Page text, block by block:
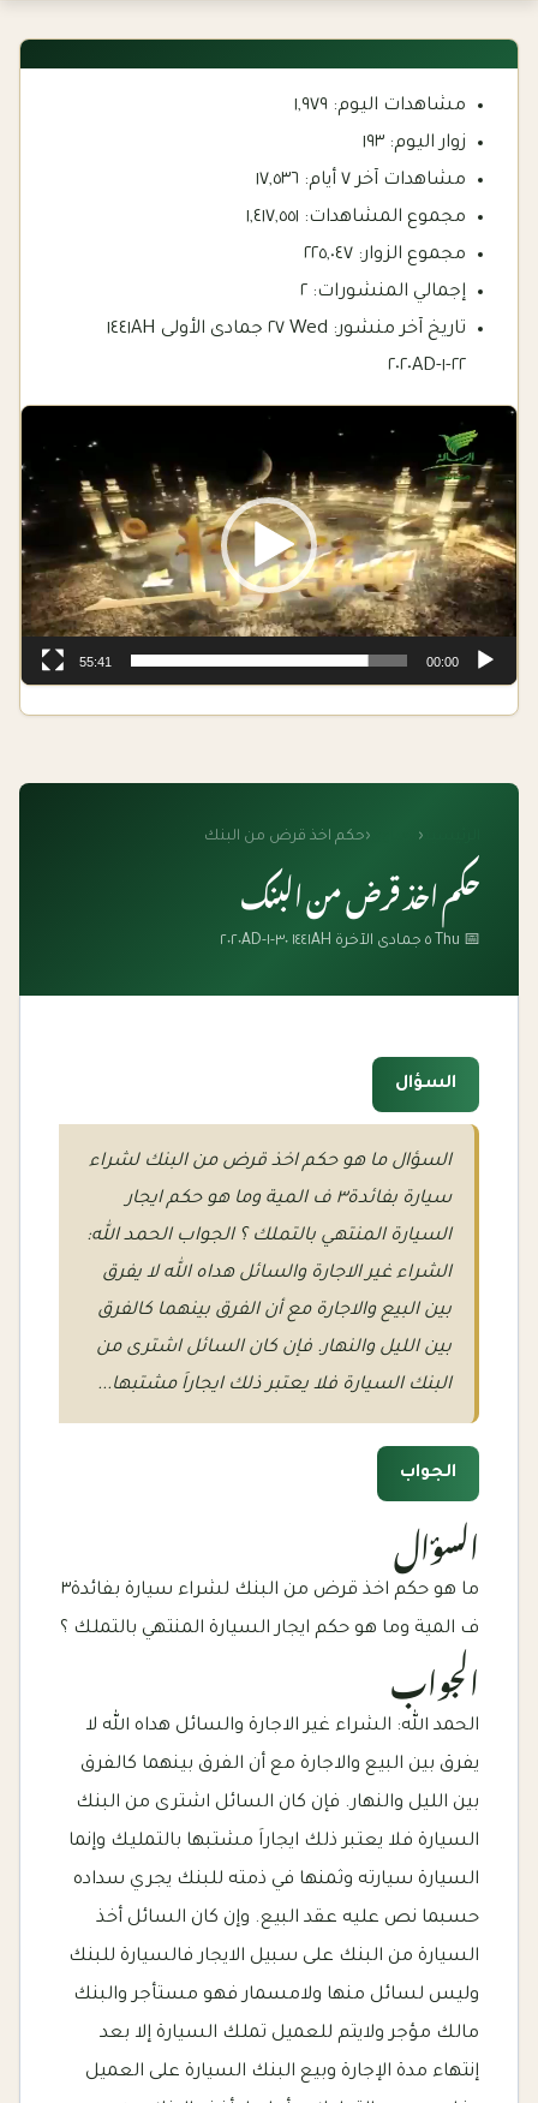
‹
‹حكم اخذ قرض من البنك
حكم اخذ قرض من البنك
📅 Thu ٥ جمادى الآخرة ١٤٤١AH ٣٠-١-٢٠٢٠AD
السؤال
السؤال ما هو حكم اخذ قرض من البنك لشراء
سيارة بفائدة٣ ف المية وما هو حكم ايجار
السيارة المنتهي بالتملك ؟ الجواب الحمد الله:
الشراء غير الاجارة والسائل هداه الله لا يفرق
بين البيع والاجارة مع أن الفرق بينهما كالفرق
بين الليل والنهار. فإن كان السائل اشترى من
البنك السيارة فلا يعتبر ذلك ايجاراَ مشتبها...
الجواب
السؤال
ما هو حكم اخذ قرض من البنك لشراء سيارة بفائدة٣
ف المية وما هو حكم ايجار السيارة المنتهي بالتملك ؟
الجواب
الحمد الله: الشراء غير الاجارة والسائل هداه الله لا
يفرق بين البيع والاجارة مع أن الفرق بينهما كالفرق
بين الليل والنهار. فإن كان السائل اشترى من البنك
السيارة فلا يعتبر ذلك ايجاراَ مشتبها بالتمليك وإنما
السيارة سيارته وثمنها في ذمته للبنك يجري سداده
حسبما نص عليه عقد البيع. وإن كان السائل أخذ
السيارة من البنك على سبيل الايجار فالسيارة للبنك
وليس لسائل منها ولامسمار فهو مستأجر والبنك
مالك مؤجر ولايتم للعميل تملك السيارة إلا بعد
إنتهاء مدة الإجارة وبيع البنك السيارة على العميل
مشاهدات اليوم: ١,٩٧٩
زوار اليوم:١٩٣
مشاهدات آخر ٧ أيام:
١٧,٥٣٦
مجموع المشاهدات: ١,٤١٧,٥٥١
مجموع الزوار:٢٢٥,٠٤٧
إجمالي المنشورات: ٢
تاريخ آخر منشور:
Wed ٢٧ جمادى الأولى ١٤٤١AH
٢٢-١-٢٠٢٠AD
Player
00:00
55:41